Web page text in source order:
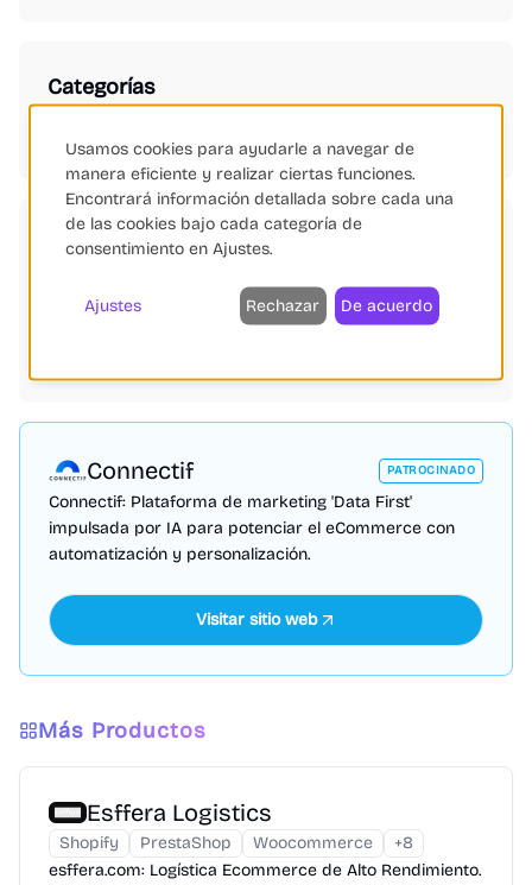
Categorías
Etiquetas
Gestión de Envíos
Fidelización
Personalización
Shopify
PrestaShop
Connectif PATROCINADO
Connectif: Plataforma de marketing 'Data First'
impulsada por IA para potenciar el eCommerce con
automatización y personalización.
Visitar sitio web
Más Productos
Esffera Logistics
Shopify PrestaShop Woocommerce +8
esffera.com: Logística Ecommerce de Alto Rendimiento.
Usamos cookies para ayudarle a navegar de
manera eficiente y realizar ciertas funciones.
Encontrará información detallada sobre cada una
de las cookies bajo cada categoría de
consentimiento en Ajustes.
Ajustes Rechazar De acuerdo